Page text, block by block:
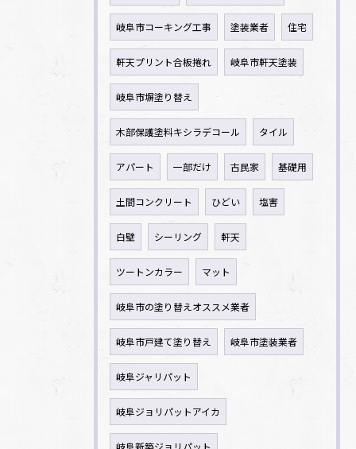
岐阜市コーキング工事 塗装業者 住宅
軒天プリント合板捲れ 岐阜市軒天塗装
岐阜市塀塗り替え
木部保護塗料キシラデコール タイル
アパート 一部だけ 古民家 基礎用
土間コンクリート ひどい 塩害
白壁 シーリング 軒天
ツートンカラー マット
岐阜市の塗り替えオススメ業者
岐阜市戸建て塗り替え 岐阜市塗装業者
岐阜ジャリパット
岐阜ジョリパットアイカ
岐阜新築ジョリパット